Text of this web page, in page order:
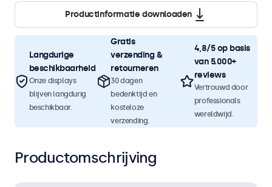
Productinformatie downloaden
Langdurige
beschikbaarheid
Onze displays
blijven langdurig
beschikbaar.
Gratis
verzending &
retourneren
30 dagen
bedenktijd en
kosteloze
verzending.
4,8/5 op basis
van 5.000+
reviews
Vertrouwd door
professionals
wereldwijd.
Productomschrijving